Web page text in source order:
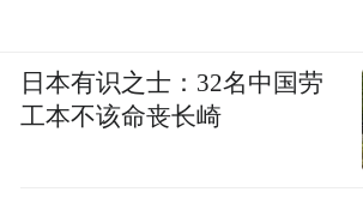
日本有识之士：32名中国劳
工本不该命丧长崎